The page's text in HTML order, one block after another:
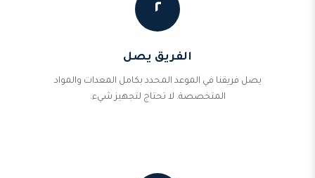
٢
الفريق يصل
يصل فريقنا في الموعد المحدد بكامل المعدات والمواد
المتخصصة. لا تحتاج لتجهيز شيء.